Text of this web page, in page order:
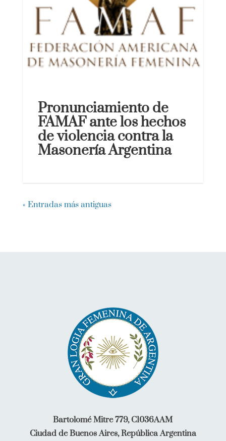
Pronunciamiento de
FAMAF ante los hechos
de violencia contra la
Masonería Argentina
« Entradas más antiguas
Bartolomé Mitre 779, C1036AAM
Ciudad de Buenos Aires, República Argentina